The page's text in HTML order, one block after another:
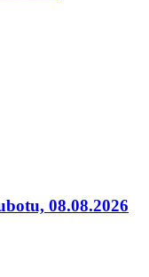
08.08.2026